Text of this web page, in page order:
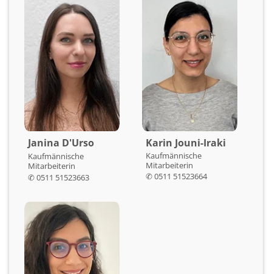
Janina D'Urso
Kaufmännische
Mitarbeiterin
✆ 0511 51523663
Karin Jouni-Iraki
Kaufmännische
Mitarbeiterin
✆0511 51523664